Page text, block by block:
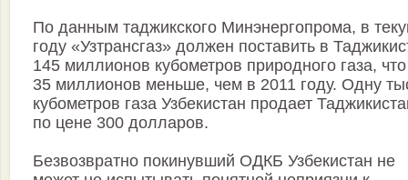
По данным таджикского Минэнергопрома, в
году «Узтрансгаз» должен поставить в
145 миллионов кубометров природного газа,
35 миллионов меньше, чем в 2011 году. Одну
кубометров газа Узбекистан продает
по цене 300 долларов.
Безвозвратно покинувший ОДКБ Узбекистан не